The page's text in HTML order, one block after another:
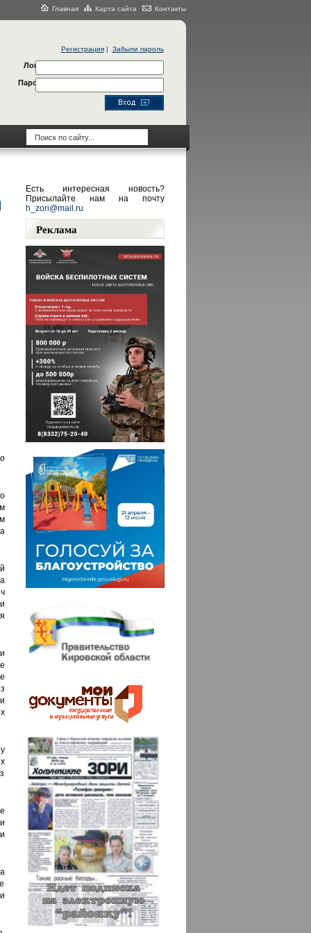
Главная Карта сайта Контакты
Регистрация| Забыли пароль
Логин
Пароль
Есть интересная новость?
Присылайте нам на почту
h_zori@mail.ru
Реклама